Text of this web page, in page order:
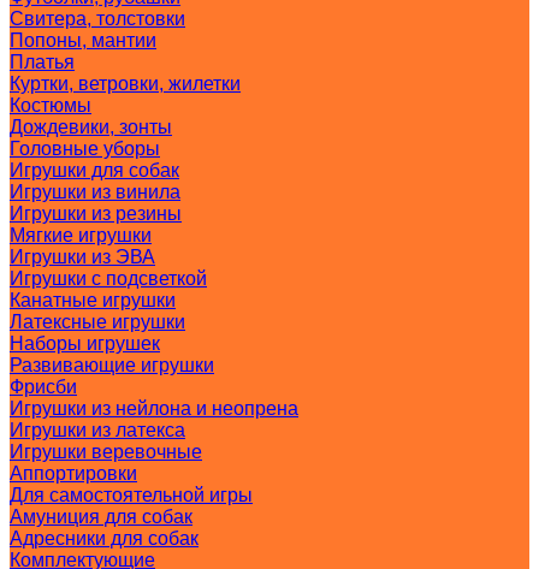
Свитера, толстовки
Попоны, мантии
Платья
Куртки, ветровки, жилетки
Костюмы
Дождевики, зонты
Головные уборы
Игрушки для собак
Игрушки из винила
Игрушки из резины
Мягкие игрушки
Игрушки из ЭВА
Игрушки с подсветкой
Канатные игрушки
Латексные игрушки
Наборы игрушек
Развивающие игрушки
Фрисби
Игрушки из нейлона и неопрена
Игрушки из латекса
Игрушки веревочные
Аппортировки
Для самостоятельной игры
Амуниция для собак
Адресники для собак
Комплектующие